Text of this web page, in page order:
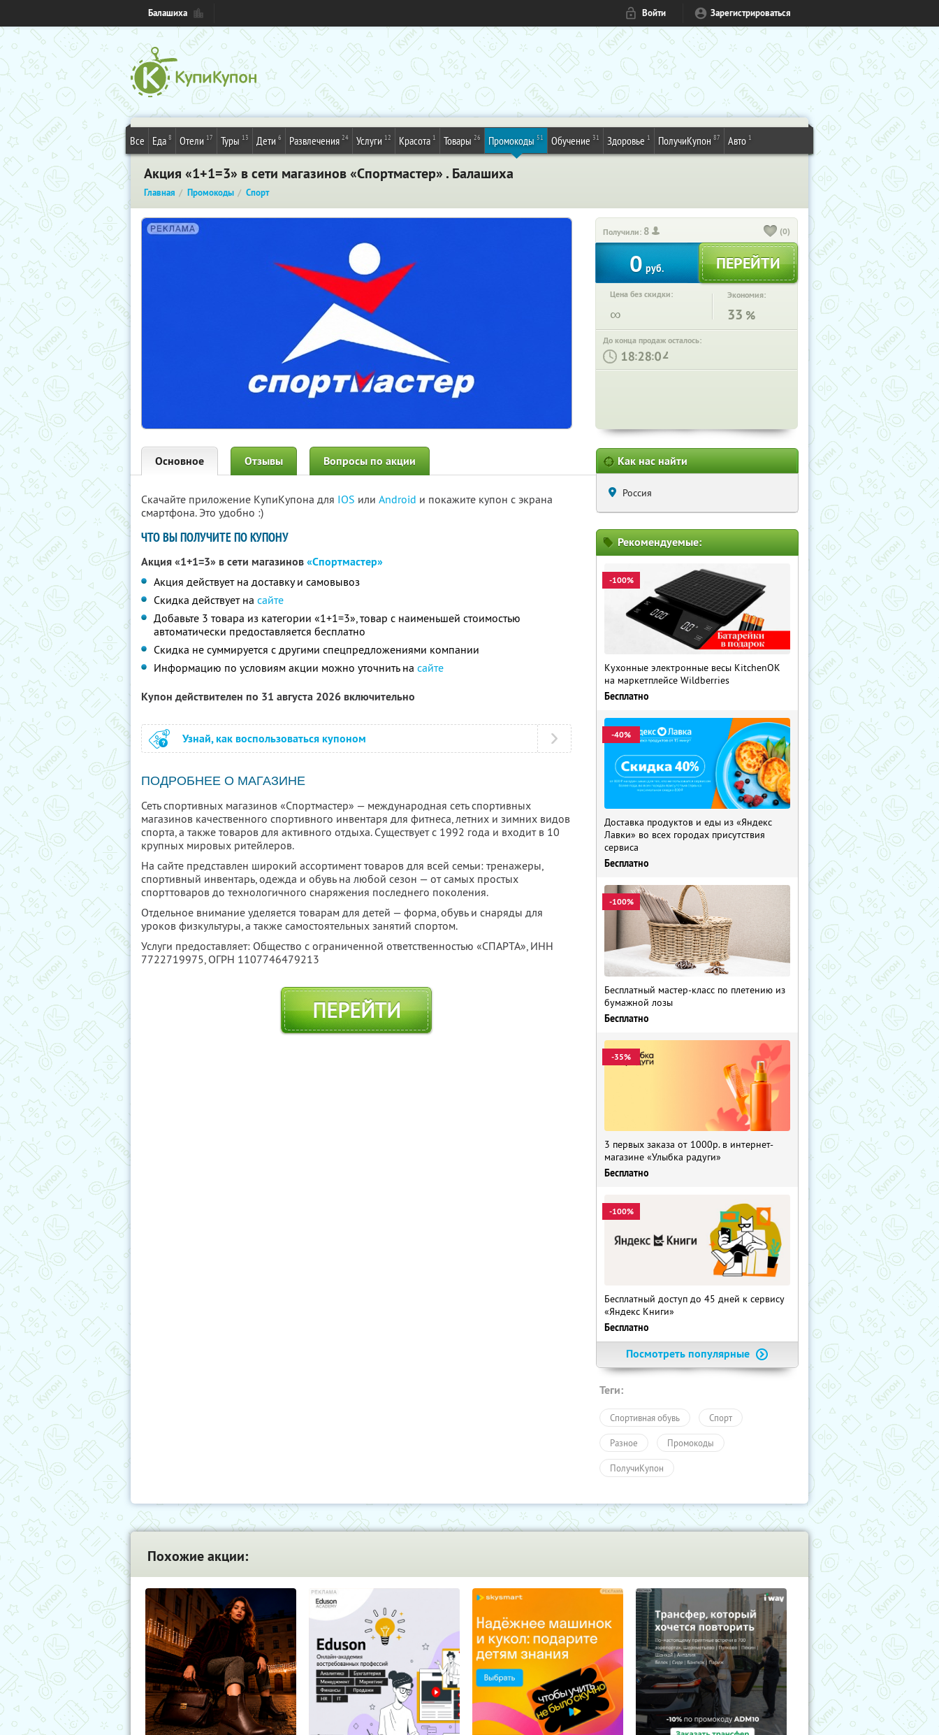
Балашиха Войти Зарегистрироваться
Все Еда 8 Отели 17 Туры 13 Дети 6 Развлечения 24 Услуги 12 Красота 1 Товары 26 Промокоды 51 Обучение 31 Здоровье 1 ПолучиКупон 87 Авто 1
Акция «1+1=3» в сети магазинов «Спортмастер» . Балашиха
Главная Промокоды Спорт
Получили: 8 (0)
0 руб.
Цена без скидки:
∞
Экономия:
33 %
До конца продаж осталось:
: :
Основное Отзывы Вопросы по акции
Скачайте приложение КупиКупона для IOS или Android и покажите купон с экрана
смартфона. Это удобно :)
ЧТО ВЫ ПОЛУЧИТЕ ПО КУПОНУ
Акция «1+1=3» в сети магазинов«Спортмастер»
Акция действует на доставку и самовывоз
Скидка действует на сайте
Добавьте 3 товара из категории «1+1=3», товар с наименьшей стоимостью
автоматически предоставляется бесплатно
Скидка не суммируется с другими спецпредложениями компании
Информацию по условиям акции можно уточнить на сайте
Купон действителен по 31 августа 2026 включительно
Узнай, как воспользоваться купоном
ПОДРОБНЕЕ О МАГАЗИНЕ
Сеть спортивных магазинов «Спортмастер» — международная сеть спортивных
магазинов качественного спортивного инвентаря для фитнеса, летних и зимних видов
спорта, а также товаров для активного отдыха. Существует с 1992 года и входит в 10
крупных мировых ритейлеров.
На сайте представлен широкий ассортимент товаров для всей семьи: тренажеры,
спортивный инвентарь, одежда и обувь на любой сезон — от самых простых
спорттоваров до технологичного снаряжения последнего поколения.
Отдельное внимание уделяется товарам для детей — форма, обувь и снаряды для
уроков физкультуры, а также самостоятельных занятий спортом.
Услуги предоставляет: Общество с ограниченной ответственностью «СПАРТА», ИНН
7722719975, ОГРН 1107746479213
ПЕРЕЙТИ
Как нас найти
Россия
Рекомендуемые:
-100%
Кухонные электронные весы KitchenOK
на маркетплейсе Wildberries
Бесплатно
-40%
Доставка продуктов и еды из «Яндекс
Лавки» во всех городах присутствия
сервиса
Бесплатно
-100%
Бесплатный мастер-класс по плетению из
бумажной лозы
Бесплатно
-35%
3 первых заказа от 1000р. в интернет-
магазине «Улыбка радуги»
Бесплатно
-100%
Бесплатный доступ до 45 дней к сервису
«Яндекс Книги»
Бесплатно
Посмотреть популярные
Теги:
Спортивная обувь Спорт
Разное Промокоды
ПолучиКупон
Похожие акции: